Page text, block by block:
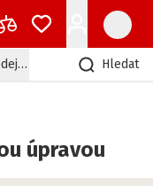
Hledat
úpravou